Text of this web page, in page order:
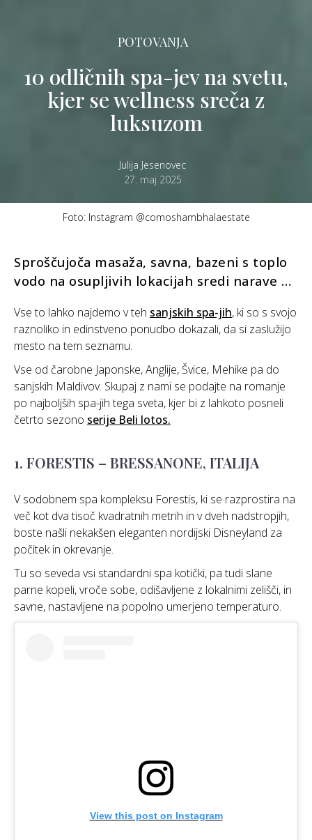
POTOVANJA
10 odličnih spa-jev na svetu,
kjer se wellness sreča z
luksuzom
Julija Jesenovec
27. maj 2025
Foto: Instagram @comoshambhalaestate
Sproščujoča masaža, savna, bazeni s toplo
vodo na osupljivih lokacijah sredi narave …
Vse to lahko najdemo v teh sanjskih spa-jih, ki so s svojo
raznoliko in edinstveno ponudbo dokazali, da si zaslužijo
mesto na tem seznamu.
Vse od čarobne Japonske, Anglije, Švice, Mehike pa do
sanjskih Maldivov. Skupaj z nami se podajte na romanje
po najboljših spa-jih tega sveta, kjer bi z lahkoto posneli
četrto sezono serije Beli lotos.
1. FORESTIS – BRESSANONE, ITALIJA
V sodobnem spa kompleksu Forestis, ki se razprostira na
več kot dva tisoč kvadratnih metrih in v dveh nadstropjih,
boste našli nekakšen eleganten nordijski Disneyland za
počitek in okrevanje.
Tu so seveda vsi standardni spa kotički, pa tudi slane
parne kopeli, vroče sobe, odišavljene z lokalnimi zelišči, in
savne, nastavljene na popolno umerjeno temperaturo.
View this post on Instagram